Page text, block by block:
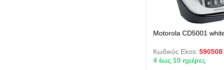
Motorola CD5001
Κωδικός Ekos: 590508
4 έως 10 ημέρες